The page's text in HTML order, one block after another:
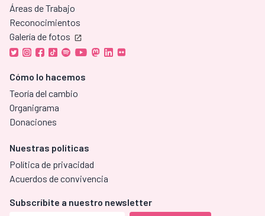
Áreas de Trabajo
Reconocimientos
Galería de fotos
Cómo lo hacemos
Teoría del cambio
Organigrama
Donaciones
Nuestras políticas
Política de privacidad
Acuerdos de convivencia
Subscríbite a nuestro newsletter